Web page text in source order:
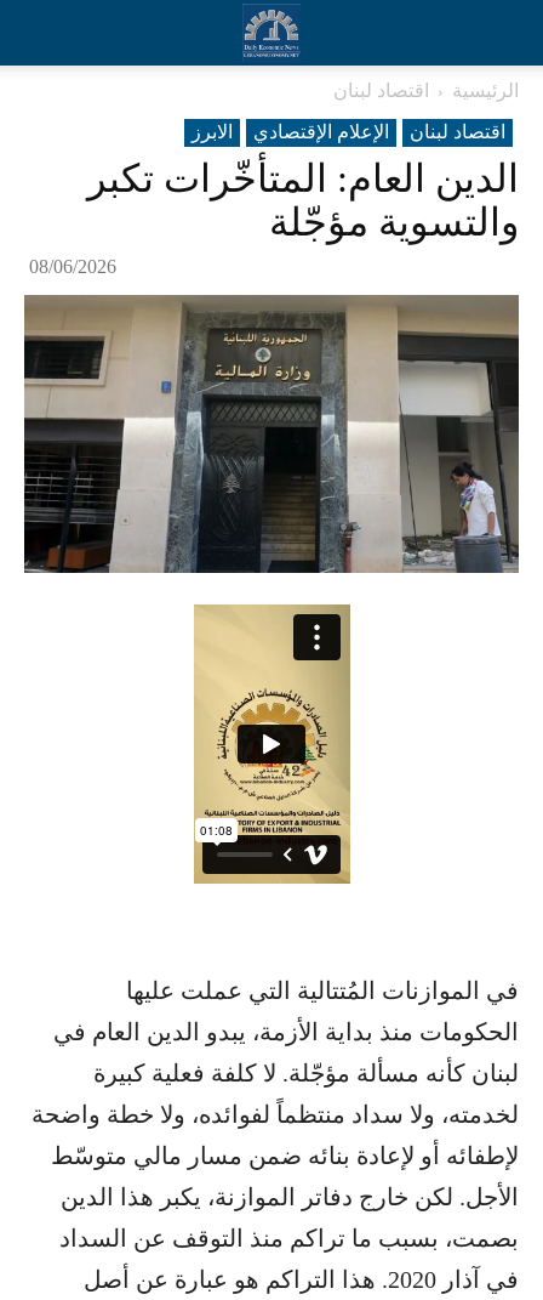
الرئيسية
اقتصاد لبنان
اقتصاد لبنان
الإعلام الإقتصادي الابرز
الدين العام: المتأخّرات تكبر
والتسوية مؤجّلة
08/06/2026
في الموازنات المُتتالية التي عملت عليها
الحكومات منذ بداية الأزمة، يبدو الدين العام في
لبنان كأنه مسألة مؤجّلة. لا كلفة فعلية كبيرة
لخدمته، ولا سداد منتظماً لفوائده، ولا خطة واضحة
لإطفائه أو لإعادة بنائه ضمن مسار مالي متوسّط
الأجل. لكن خارج دفاتر الموازنة، يكبر هذا الدين
بصمت، بسبب ما تراكم منذ التوقف عن السداد
في آذار 2020. هذا التراكم هو عبارة عن أصل